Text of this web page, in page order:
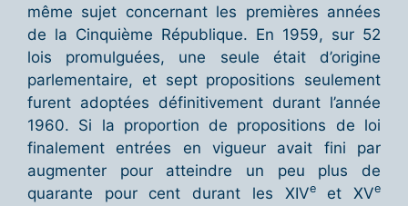
même sujet concernant les premières années
de la Cinquième République. En 1959, sur 52
lois promulguées, une seule était d’origine
parlementaire, et sept propositions seulement
furent adoptées définitivement durant l’année
1960. Si la proportion de propositions de loi
finalement entrées en vigueur avait fini par
augmenter pour atteindre un peu plus de
quarante pour cent durant les XIVeet XVe